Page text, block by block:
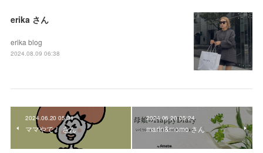
erika さん
erika blog
2024.08.09 06:38
2024.06.20 05:31
ママやで！ さん
2024.06.20 05:24
marin&momo さん